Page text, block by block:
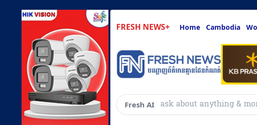
FRESH NEWS+ Home Cambodia
Fresh AI សួរអ្វីៗគ្រប់យ៉ាងដែលអ្នកចង់ដឹង